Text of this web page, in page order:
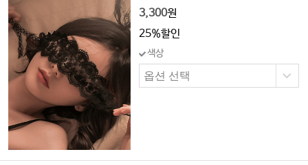
3,300원
25%할인
색상